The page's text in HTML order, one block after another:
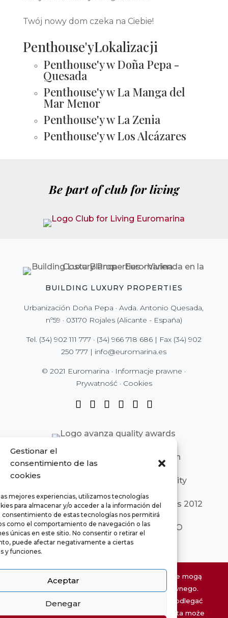
Gestionar el
consentimiento de las
cookies
mejores experiencias, utilizamos tecnologías
para almacenar y/o acceder a la información del
consentimiento de estas tecnologías nos permitirá
como el comportamiento de navegación o las
únicas en este sitio. No consentir o retirar el
puede afectar negativamente a ciertas
y funciones.
Aceptar
Denegar
Twój nowy dom czeka na Ciebie!
Penthouse'yLokalizacji
Penthouse'y w Doña Pepa -
Quesada
Penthouse'y w La Manga del
Mar Menor
Penthouse'y w La Zenia
Penthouse'y w Los Alcázares
Be part of club for living
BUILDING LUXURY PROPERTIES
Urbanización Doña Pepa · Avda. Antonio Quesada,
nº59 · 03170 Rojales (Alicante - España)
Tel. (34) 902 111 777 · (34) 966 718 686| Fax (34) 902
250 777 | info@euromarina.es
© 2021 Euromarina · Informacje prawne ·
Prywatność · Cookies
Informacje o nieruchomościach na tej stronie mogą
być nieaktualne i nie mają charakteru umownego.
Wymiary są podane w przybliżeniu i mogą podlegać
modyfikacjom z przyczyn technicznych. Oferta może